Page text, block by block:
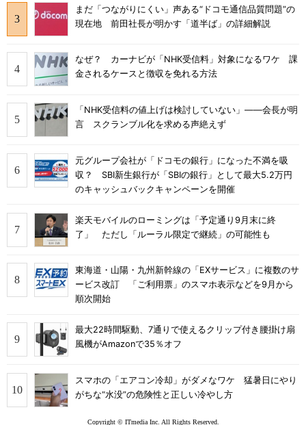
まだ「つながりにくい」声ある“ドコモ通信品質問題”の
現在地 前田社長が明かす「道半ば」の詳細解説
なぜ？ カーナビが「NHK受信料」対象になるワケ 課
金されるケースと徴収を免れる方法
「NHK受信料の値上げは検討していない」――会長が明
言 スクランブル化を求める声絶えず
元グループ会社が「ドコモの銀行」になった不満を吸
収？ SBI新生銀行が「SBIの銀行」として最大5.2万円
のキャッシュバックキャンペーンを開催
楽天モバイルのローミングは「予定通り9月末に終
了」 ただし「ルーラル限定で継続」の可能性も
東海道・山陽・九州新幹線の「EXサービス」に複数のサ
ービス改訂 「ご利用票」のスマホ表示などを9月から
順次開始
最大22時間駆動、7通りで使えるクリップ付き腰掛け扇
風機がAmazonで35％オフ
スマホの「エアコン冷却」がダメなワケ 猛暑日にやり
がちな“水没”の危険性と正しい冷やし方
Copyright © ITmedia Inc. All Rights Reserved.